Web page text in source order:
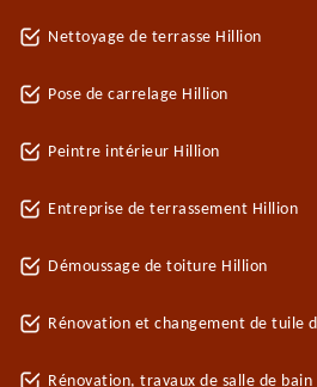
Nettoyage de terrasse Hillion
Pose de carrelage Hillion
Peintre intérieur Hillion
Entreprise de terrassement Hillion
Démoussage de toiture Hillion
Rénovation et changement de tuile
Rénovation, travaux de salle de